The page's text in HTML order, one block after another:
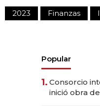
2023 Finanzas
Popular
1. Consorcio
inició obra